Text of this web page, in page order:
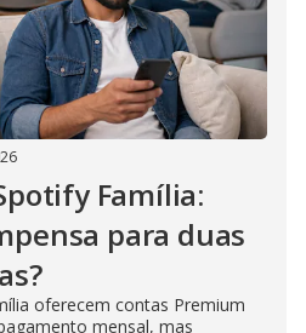
Família:
para duas
oferecem contas Premium
mensal, mas